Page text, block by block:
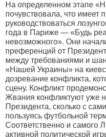
На определенном этапе
почувствовала, что имеет
руководствоваться
года в Париже — «Будь
невозможного». Они
преференций от
между требованиями и
«Нашей Украины» на
дозревание конфликта,
сцену. Конфликт
Жвания конфликтуют уже
Президента, сколько с
пользуясь футбольной
Соответственно и самого
активной политической